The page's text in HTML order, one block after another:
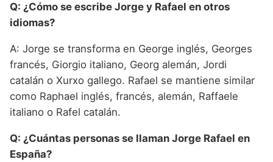
Q: ¿Cómo se escribe Jorge y Rafael en otros
idiomas?
A: Jorge se transforma en George inglés, Georges
francés, Giorgio italiano, Georg alemán, Jordi
catalán o Xurxo gallego. Rafael se mantiene similar
como Raphael inglés, francés, alemán, Raffaele
italiano o Rafel catalán.
Q: ¿Cuántas personas se llaman Jorge Rafael en
España?